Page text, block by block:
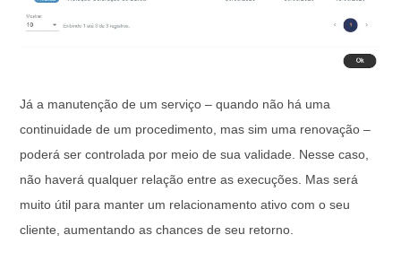
Já a manutenção de um serviço – quando não há uma
continuidade de um procedimento, mas sim uma renovação –
poderá ser controlada por meio de sua validade. Nesse caso,
não haverá qualquer relação entre as execuções. Mas será
muito útil para manter um relacionamento ativo com o seu
cliente, aumentando as chances de seu retorno.